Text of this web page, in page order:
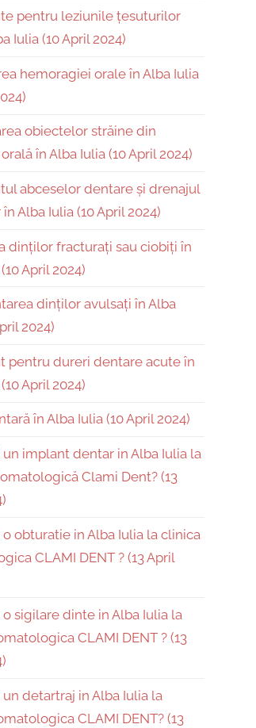
pentru leziunile țesuturilor
Iulia (10 April 2024)
hemoragiei orale în Alba Iulia
obiectelor străine din
în Alba Iulia (10 April 2024)
abceselor dentare și drenajul
Alba Iulia (10 April 2024)
dinților fracturați sau ciobiți în
April 2024)
dinților avulsați în Alba
2024)
pentru dureri dentare acute în
April 2024)
în Alba Iulia (10 April 2024)
un implant dentar in Alba Iulia la
Clami Dent? (13
obturatie in Alba Iulia la clinica
CLAMI DENT ? (13 April
o sigilare dinte in Alba Iulia la
CLAMI DENT ? (13
detartraj in Alba Iulia la
CLAMI DENT? (13